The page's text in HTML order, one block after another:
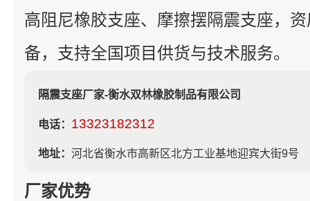
高阻尼橡胶支座、摩擦摆隔震支座，
备，支持全国项目供货与技术服务。
隔震支座厂家-衡水双林橡胶制品有限公司
电话： 13323182312
地址： 河北省衡水市高新区北方工业基地迎宾大街9号
厂家优势